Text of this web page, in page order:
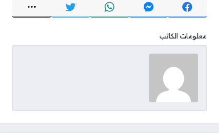
معلومات الكاتب